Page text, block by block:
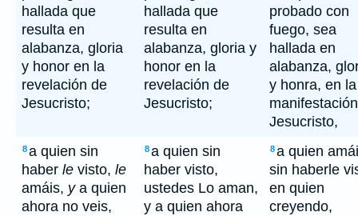
hallada que
resulta en
alabanza, gloria
y honor en la
revelación de
Jesucristo;
hallada que
resulta en
alabanza, gloria y
honor en la
revelación de
Jesucristo;
probado con
fuego, sea
hallada en
alabanza,
y honra, en la
Jesucristo,
8a quien sin
haber le visto, le
amáis, ya quien
ahora no veis,
8a quien sin
haber visto,
ustedes Lo aman,
y a quien ahora
8a quien
sin haberle
en quien
creyendo,